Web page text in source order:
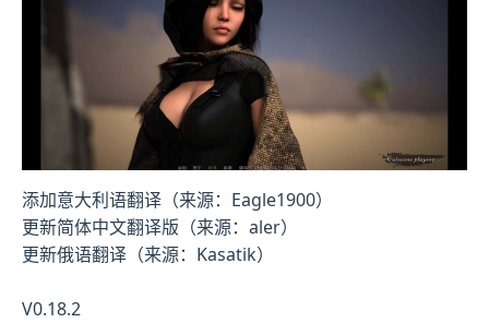
添加意大利语翻译（来源：Eagle1900）
更新简体中文翻译版（来源：aler）
更新俄语翻译（来源：Kasatik）
V0.18.2